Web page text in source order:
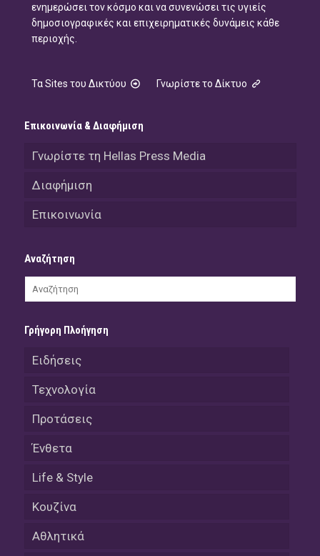
ενημερώσει τον κόσμο και να συνενώσει τις υγιείς
δημοσιογραφικές και επιχειρηματικές δυνάμεις κάθε
περιοχής.
Τα Sites του Δικτύου Γνωρίστε το Δίκτυο
Επικοινωνία & Διαφήμιση
Γνωρίστε τη Hellas Press Media
Διαφήμιση
Επικοινωνία
Αναζήτηση
Γρήγορη Πλοήγηση
Ειδήσεις
Τεχνολογία
Προτάσεις
Ένθετα
Life & Style
Κουζίνα
Αθλητικά